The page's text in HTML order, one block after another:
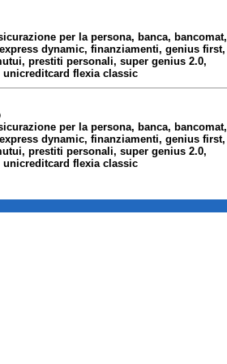
per la persona, banca, bancomat,
dynamic, finanziamenti, genius first,
prestiti personali, super genius 2.0,
flexia classic
per la persona, banca, bancomat,
dynamic, finanziamenti, genius first,
prestiti personali, super genius 2.0,
flexia classic